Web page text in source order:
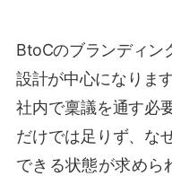
BtoCのブランディン
設計が中心になりま
社内で稟議を通す必
だけでは足りず、な
できる状態が求めら